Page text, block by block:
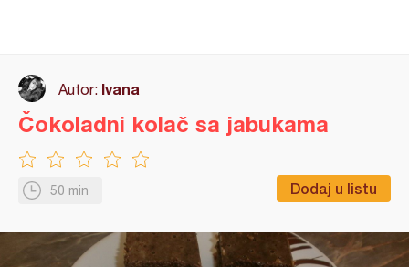
Autor: Ivana
50 min Dodaj u listu
Čokoladni kolač sa jabukama